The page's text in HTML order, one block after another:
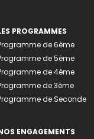
PROGRAMMES
de 6ème
de 5ème
de 4ème
de 3ème
de Seconde
ENGAGEMENTS